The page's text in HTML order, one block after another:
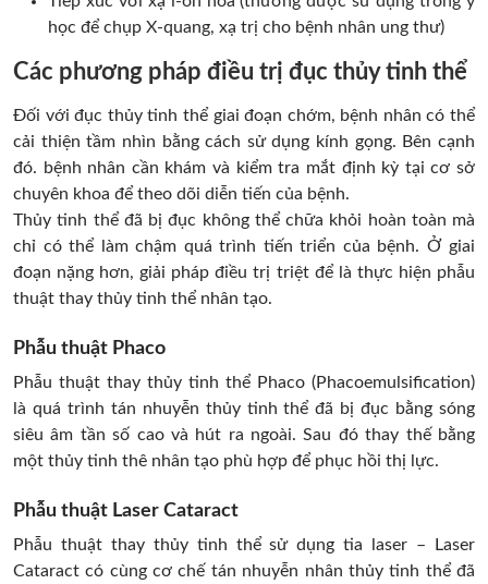
học để chụp X-quang, xạ trị cho bệnh nhân ung thư)
Các phương pháp điều trị đục thủy tinh thể
Đối với đục thủy tinh thể giai đoạn chớm, bệnh nhân có thể
cải thiện tầm nhìn bằng cách sử dụng kính gọng. Bên cạnh
đó. bệnh nhân cần khám và kiểm tra mắt định kỳ tại cơ sở
chuyên khoa để theo dõi diễn tiến của bệnh.
Thủy tinh thể đã bị đục không thể chữa khỏi hoàn toàn mà
chỉ có thể làm chậm quá trình tiến triển của bệnh. Ở giai
đoạn nặng hơn, giải pháp điều trị triệt để là thực hiện phẫu
thuật thay thủy tinh thể nhân tạo.
Phẫu thuật Phaco
Phẫu thuật thay thủy tinh thể Phaco (Phacoemulsification)
là quá trình tán nhuyễn thủy tinh thể đã bị đục bằng sóng
siêu âm tần số cao và hút ra ngoài. Sau đó thay thế bằng
một thủy tinh thê nhân tạo phù hợp để phục hồi thị lực.
Phẫu thuật Laser Cataract
Phẫu thuật thay thủy tinh thể sử dụng tia laser – Laser
Cataract có cùng cơ chế tán nhuyễn nhân thủy tinh thể đã